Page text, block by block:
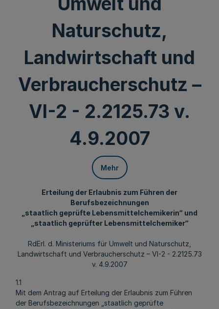
Naturschutz,
Landwirtschaft und
Verbraucherschutz –
VI-2 - 2.2125.73 v.
4.9.2007
Mehr
Erteilung der Erlaubnis zum Führen der
Berufsbezeichnungen
„staatlich geprüfte Lebensmittelchemikerin“ und
„staatlich geprüfter Lebensmittelchemiker“
RdErl. d. Ministeriums für Umwelt und Naturschutz,
Landwirtschaft und Verbraucherschutz – VI-2 - 2.2125.73
v. 4.9.2007
1.1
Mit dem Antrag auf Erteilung der Erlaubnis zum Führen
der Berufsbezeichnungen „staatlich geprüfte